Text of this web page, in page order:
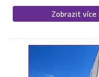
Zobrazit